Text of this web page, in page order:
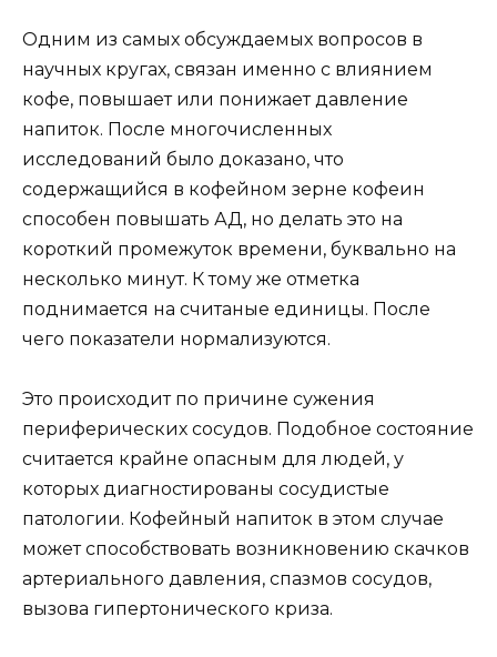
Одним из самых обсуждаемых вопросов в
научных кругах, связан именно с влиянием
кофе, повышает или понижает давление
напиток. После многочисленных
исследований было доказано, что
содержащийся в кофейном зерне кофеин
способен повышать АД, но делать это на
короткий промежуток времени, буквально на
несколько минут. К тому же отметка
поднимается на считаные единицы. После
чего показатели нормализуются.
Это происходит по причине сужения
периферических сосудов. Подобное состояние
считается крайне опасным для людей, у
которых диагностированы сосудистые
патологии. Кофейный напиток в этом случае
может способствовать возникновению скачков
артериального давления, спазмов сосудов,
вызова гипертонического криза.